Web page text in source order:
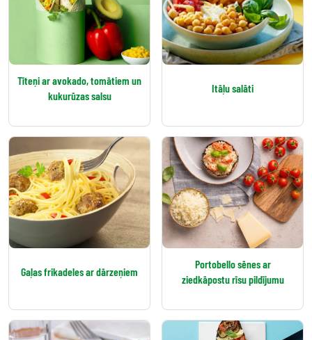
Tīteņi ar avokado, tomātiem un
kukurūzas salsu
Itāļu salāti
Gaļas frikadeles ar dārzeņiem
Portobello sēnes ar
ziedkāpostu rīsu pildījumu